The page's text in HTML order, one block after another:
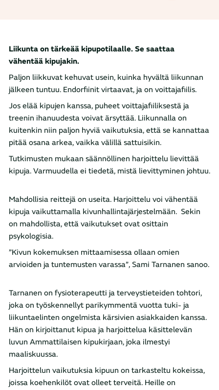
Liikunta on tärkeää kipupotilaalle. Se saattaa
vähentää kipujakin.
Paljon liikkuvat kehuvat usein, kuinka hyvältä liikunnan
jälkeen tuntuu. Endorfiinit virtaavat, ja on voittajafiilis.
Jos elää kipujen kanssa, puheet voittajafiiliksestä ja
treenin ihanuudesta voivat ärsyttää. Liikunnalla on
kuitenkin niin paljon hyviä vaikutuksia, että se kannattaa
pitää osana arkea, vaikka välillä sattuisikin.
Tutkimusten mukaan säännöllinen harjoittelu lievittää
kipuja. Varmuudella ei tiedetä, mistä lievittyminen johtuu.
Mahdollisia reittejä on useita. Harjoittelu voi vähentää
kipuja vaikuttamalla kivunhallintajärjestelmään. Sekin
on mahdollista, että vaikutukset ovat osittain
psykologisia.
”Kivun kokemuksen mittaamisessa ollaan omien
arvioiden ja tuntemusten varassa”, Sami Tarnanen sanoo.
Tarnanen on fysioterapeutti ja terveystieteiden tohtori,
joka on työskennellyt parikymmentä vuotta tuki- ja
liikuntaelinten ongelmista kärsivien asiakkaiden kanssa.
Hän on kirjoittanut kipua ja harjoittelua käsittelevän
luvun Ammattilaisen kipukirjaan, joka ilmestyi
maaliskuussa.
Harjoittelun vaikutuksia kipuun on tarkasteltu kokeissa,
joissa koehenkilöt ovat olleet terveitä. Heille on